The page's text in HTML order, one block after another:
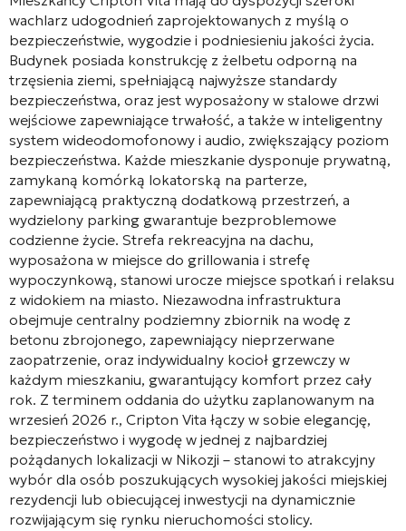
wachlarz udogodnień zaprojektowanych z myślą o
bezpieczeństwie, wygodzie i podniesieniu jakości życia.
Budynek posiada konstrukcję z żelbetu odporną na
trzęsienia ziemi, spełniającą najwyższe standardy
bezpieczeństwa, oraz jest wyposażony w stalowe drzwi
wejściowe zapewniające trwałość, a także w inteligentny
system wideodomofonowy i audio, zwiększający poziom
bezpieczeństwa. Każde mieszkanie dysponuje prywatną,
zamykaną komórką lokatorską na parterze,
zapewniającą praktyczną dodatkową przestrzeń, a
wydzielony parking gwarantuje bezproblemowe
codzienne życie. Strefa rekreacyjna na dachu,
wyposażona w miejsce do grillowania i strefę
wypoczynkową, stanowi urocze miejsce spotkań i relaksu
z widokiem na miasto. Niezawodna infrastruktura
obejmuje centralny podziemny zbiornik na wodę z
betonu zbrojonego, zapewniający nieprzerwane
zaopatrzenie, oraz indywidualny kocioł grzewczy w
każdym mieszkaniu, gwarantujący komfort przez cały
rok. Z terminem oddania do użytku zaplanowanym na
wrzesień 2026 r., Cripton Vita łączy w sobie elegancję,
bezpieczeństwo i wygodę w jednej z najbardziej
pożądanych lokalizacji w Nikozji – stanowi to atrakcyjny
wybór dla osób poszukujących wysokiej jakości miejskiej
rezydencji lub obiecującej inwestycji na dynamicznie
rozwijającym się rynku nieruchomości stolicy.